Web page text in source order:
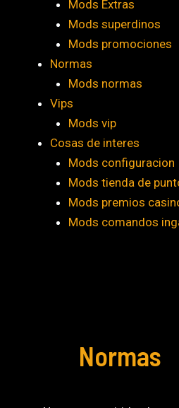
Mods Extras
Mods superdinos
Mods promociones
Normas
Mods normas
Vips
Mods vip
Cosas de interes
Mods configuracion
Mods tienda de
Mods premios
Mods comandos
Normas